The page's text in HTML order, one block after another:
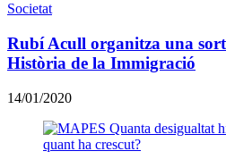
Societat
Rubí Acull organitza una
Història de la Immigració
14/01/2020